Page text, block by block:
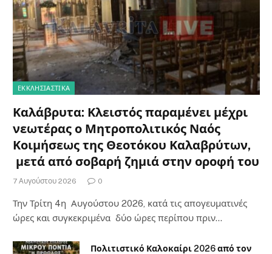
ΕΚΚΛΗΣΙΑΣΤΙΚΑ
Καλάβρυτα: Κλειστός παραμένει μέχρι
νεωτέρας ο Μητροπολιτικός Ναός
Κοιμήσεως της Θεοτόκου Καλαβρύτων,
μετά από σοβαρή ζημιά στην οροφή του
7 Αυγούστου 2026 0
Την Τρίτη 4η Αυγούστου 2026, κατά τις απογευματινές
ώρες και συγκεκριμένα δύο ώρες περίπου πριν…
Πολιτιστικό Καλοκαίρι 2026 από τον